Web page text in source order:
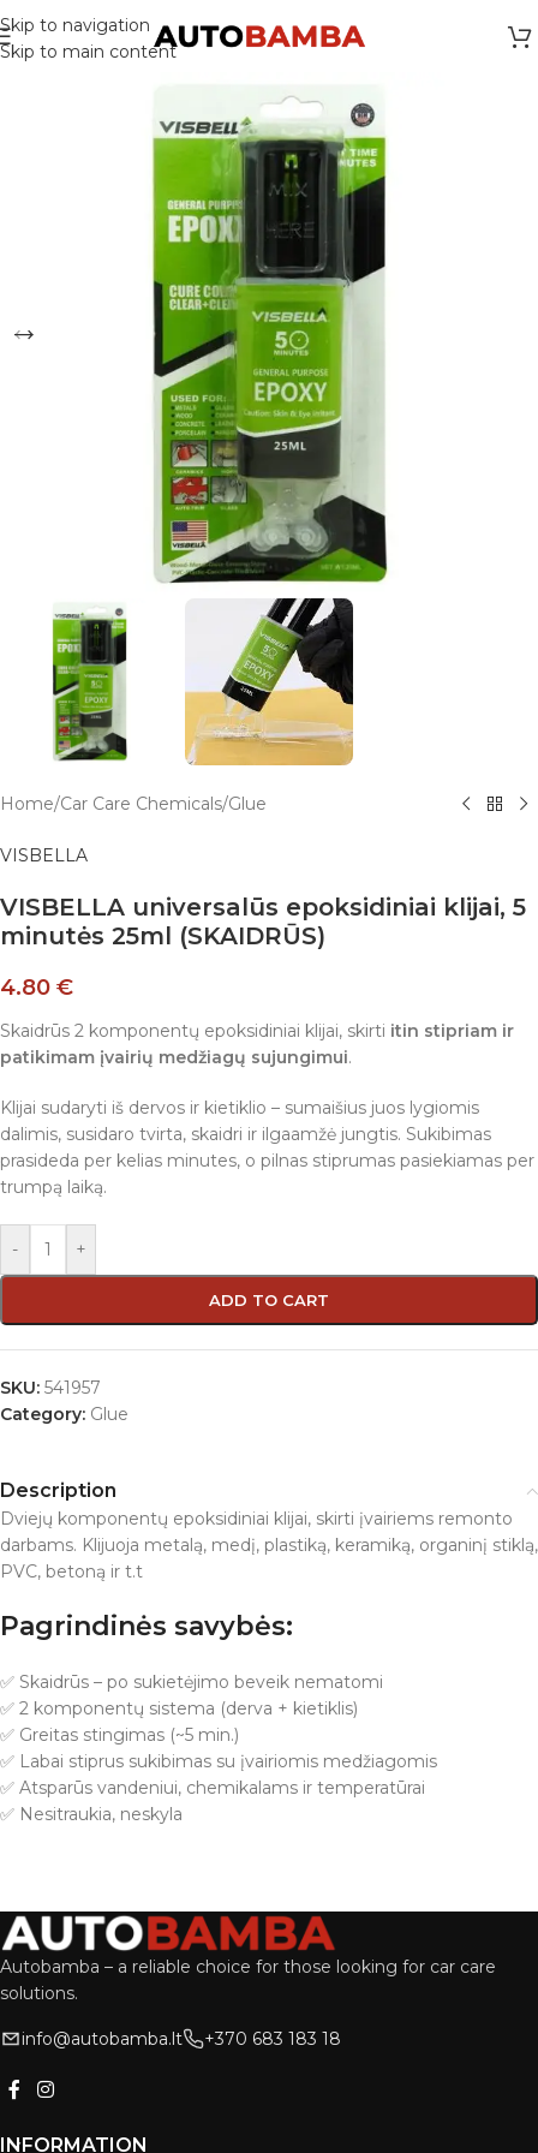
Skip to navigation
Skip to main content
Home/Car Care Chemicals/Glue
VISBELLA
VISBELLA universalūs epoksidiniai klijai, 5
minutės 25ml (SKAIDRŪS)
4.80 €
Skaidrūs 2 komponentų epoksidiniai klijai, skirti itin stipriam ir
patikimam įvairių medžiagų sujungimui.
Klijai sudaryti iš dervos ir kietiklio – sumaišius juos lygiomis
dalimis, susidaro tvirta, skaidri ir ilgaamžė jungtis. Sukibimas
prasideda per kelias minutes, o pilnas stiprumas pasiekiamas per
trumpą laiką.
- +
ADD TO CART
SKU: 541957
Category: Glue
Description
Dviejų komponentų epoksidiniai klijai, skirti įvairiems remonto
darbams. Klijuoja metalą, medį, plastiką, keramiką, organinį stiklą,
PVC, betoną ir t.t
Pagrindinės savybės:
✅ Skaidrūs – po sukietėjimo beveik nematomi
✅ 2 komponentų sistema (derva + kietiklis)
✅ Greitas stingimas (~5 min.)
✅ Labai stiprus sukibimas su įvairiomis medžiagomis
✅ Atsparūs vandeniui, chemikalams ir temperatūrai
✅ Nesitraukia, neskyla
Autobamba – a reliable choice for those looking for car care
solutions.
info@autobamba.lt +370 683 183 18
INFORMATION